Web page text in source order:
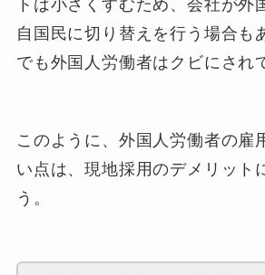
トは小さくすむため、会社が外
自国民に切り替えを行う場合も
でも外国人労働者はクビにされ
このように、外国人労働者の雇
い点は、現地採用のデメリット
う。